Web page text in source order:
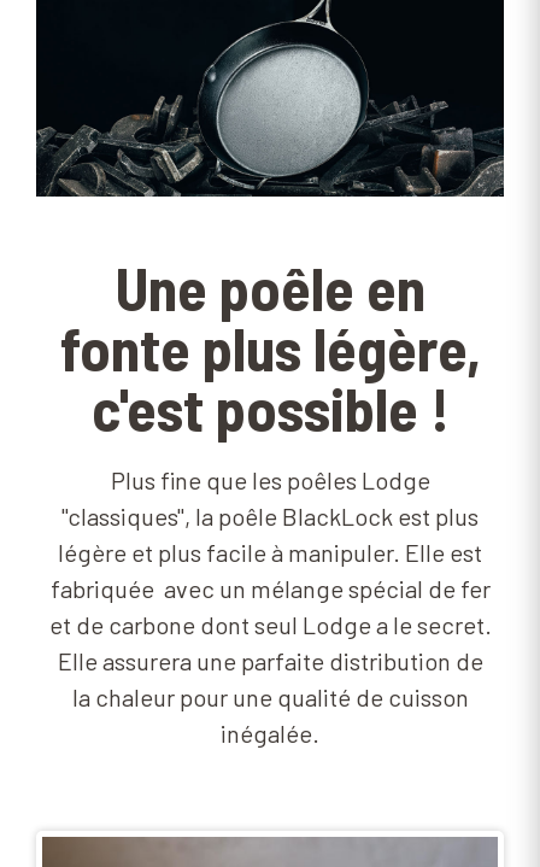
Une poêle en
fonte plus légère,
c'est possible !
Plus fine que les poêles Lodge
"classiques", la poêle BlackLock est plus
légère et plus facile à manipuler. Elle est
fabriquée avec un mélange spécial de fer
et de carbone dont seul Lodge a le secret.
Elle assurera une parfaite distribution de
la chaleur pour une qualité de cuisson
inégalée.